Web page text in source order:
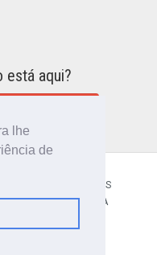
lhe
de
está aqui?
TERMOS E CONDIÇÕES
AJUDA